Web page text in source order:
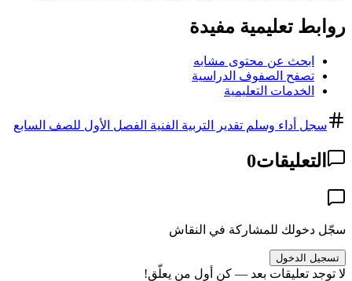
روابط تعليمية مفيدة
ابحث عن محتوى مشابه
تصفح الصفوف الدراسية
الخدمات التعليمية
سجل أداء وسلم تقدير التربية الفنية الفصل الأول للصف السابع
التعليقات0
سجّل دخولك للمشاركة في النقاش
تسجيل الدخول
لا توجد تعليقات بعد — كن أول من يعلّق!